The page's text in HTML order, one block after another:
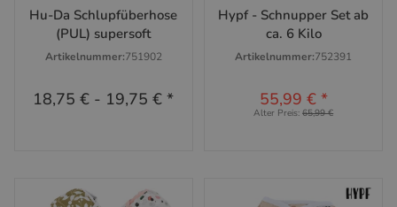
Hu-Da Schlupfüberhose
(PUL) supersoft
Artikelnummer:751902
18,75 € - 19,75 €*
Hypf - Schnupper Set ab
ca. 6 Kilo
Artikelnummer:752391
55,99 € *
Alter Preis:65,99 €